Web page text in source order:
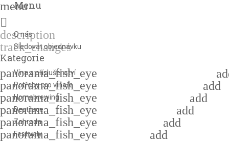
menuMenu

description
O nás
track_changes
Sledovat objednávku
Kategorie
panorama_fish_eye
Vína a příslušenství
panorama_fish_eye
Potřeby pro vinaře
add
panorama_fish_eye
Homebrewing
add
panorama_fish_eye
Destilace
add
panorama_fish_eye
Zahrada
add
panorama_fish_eye
Festivaly
add